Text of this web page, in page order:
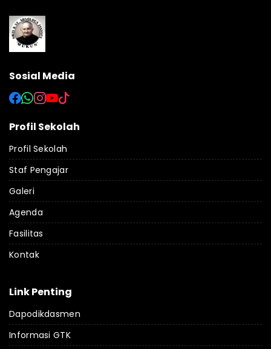
Sosial Media
Profil Sekolah
Profil Sekolah
Staf Pengajar
Galeri
Agenda
Fasilitas
Kontak
Link Penting
Dapodikdasmen
Informasi GTK